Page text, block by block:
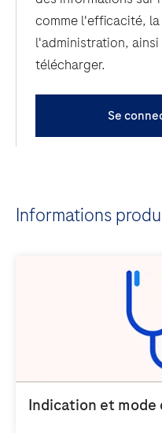
comme l'efficacité,
l'administration,
télécharger.
Se
Informations